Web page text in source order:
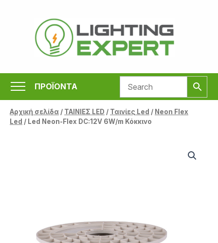
περιεχόμενο
ΠΡΟΪΟΝΤΑ
Αρχική σελίδα/ ΤΑΙΝΙΕΣ LED / Ταινίες Led / Neon Flex
Led / Led Neon-Flex DC:12V 6W/m Κόκκινο